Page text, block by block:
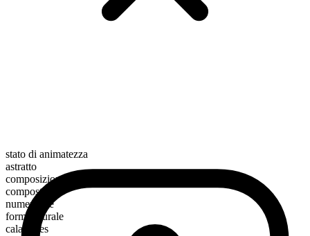
stato di animatezza
astratto
composizione morfologica
composto
numerabile
forma plurale
calamities